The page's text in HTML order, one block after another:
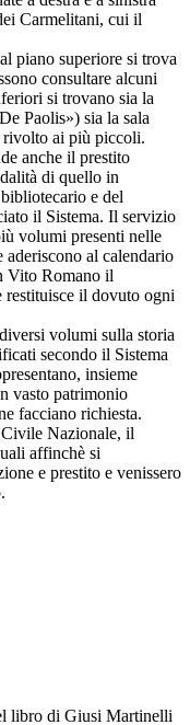
Carmelitani, cui il
piano superiore si trova
consultare alcuni
si trovano sia la
Paolis») sia la sala
rivolto ai più piccoli.
anche il prestito
di quello in
e del
il Sistema. Il servizio
volumi presenti nelle
aderiscono al calendario
Vito Romano il
restituisce il dovuto ogni
volumi sulla storia
secondo il Sistema
insieme
vasto patrimonio
facciano richiesta.
Nazionale, il
affinchè si
e prestito e venissero
libro di Giusi Martinelli